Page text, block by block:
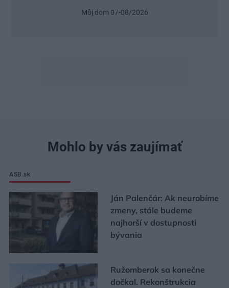
Urob si sám 6/2026
Mohlo by vás zaujímať
ASB.sk
Ján Palenčár: Ak neurobíme
zmeny, stále budeme
najhorší v dostupnosti
bývania
Ružomberok sa konečne
dočkal. Rekonštrukcia